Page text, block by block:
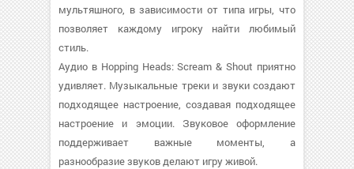
мультяшного, в зависимости от типа игры, что
позволяет каждому игроку найти любимый
стиль.
Аудио в Hopping Heads: Scream & Shout приятно
удивляет. Музыкальные треки и звуки создают
подходящее настроение, создавая подходящее
настроение и эмоции. Звуковое оформление
поддерживает важные моменты, а
разнообразие звуков делают игру живой.